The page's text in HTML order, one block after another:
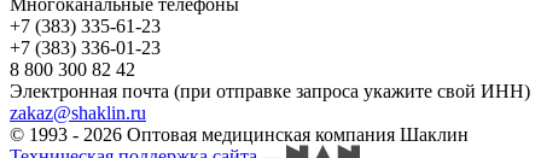
+7 (383) 335-61-23
+7 (383) 336-01-23
8 800 300 82 42
Электронная почта (при отправке запроса укажите свой ИНН)
zakaz@shaklin.ru
© 1993 - 2026 Оптовая медицинская компания Шаклин